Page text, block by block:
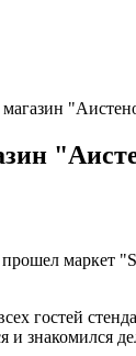
маркет
гостей
и